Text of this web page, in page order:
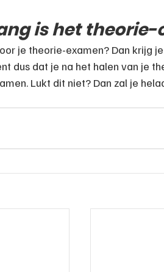
is het
je theorie-examen? Dan krijg
dus dat je na het halen van je
Lukt dit niet? Dan zal je